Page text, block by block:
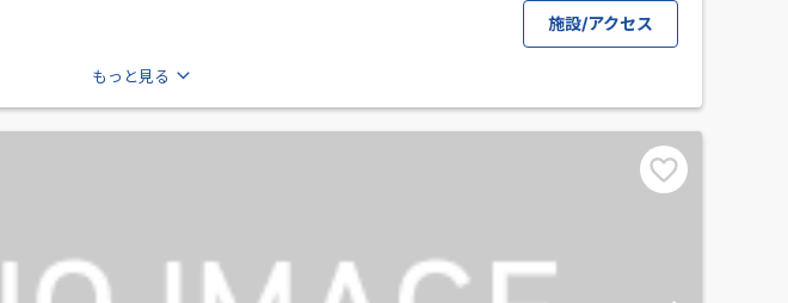
施設/アクセス
もっと見る